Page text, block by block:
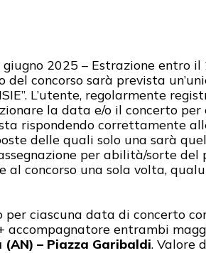
2025 – Estrazione entro il
del concorso sarà prevista
L’utente, regolarmente
la data e/o il concerto
rispondendo correttamente
delle quali solo una sarà
per abilità/sorte del
al concorso una sola volta,
per ciascuna data di concerto
accompagnatore entrambi
(AN) – Piazza Garibaldi. Valore